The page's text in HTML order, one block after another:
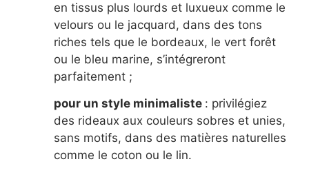
en tissus plus lourds et luxueux comme le
velours ou le jacquard, dans des tons
riches tels que le bordeaux, le vert forêt
ou le bleu marine, s’intégreront
parfaitement ;
pour un style minimaliste : privilégiez
des rideaux aux couleurs sobres et unies,
sans motifs, dans des matières naturelles
comme le coton ou le lin.